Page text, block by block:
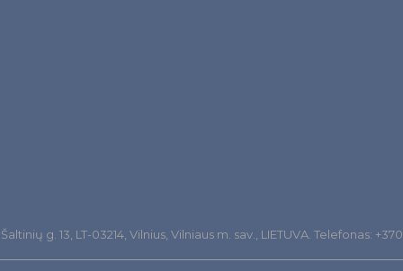
g. 13, LT-03214, Vilnius, Vilniaus m. sav., LIETUVA. Telefonas: